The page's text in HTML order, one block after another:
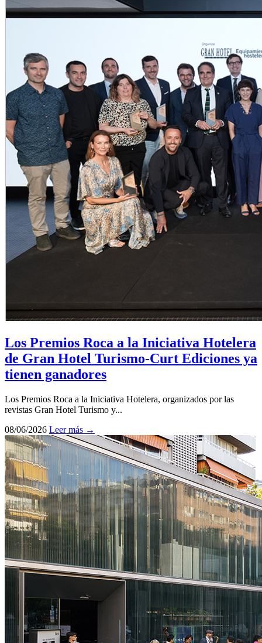
Los Premios Roca a la Iniciativa Hotelera
de Gran Hotel Turismo-Curt Ediciones ya
tienen ganadores
Los Premios Roca a la Iniciativa Hotelera, organizados por las
revistas Gran Hotel Turismo y...
08/06/2026 Leer más →